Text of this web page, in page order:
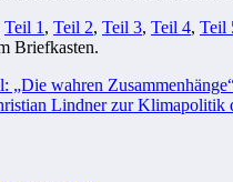
Teil 1 , Teil 2, Teil 3, Teil 4, Teil
Briefkasten.
„Die wahren
Lindner zur Klimapolitik